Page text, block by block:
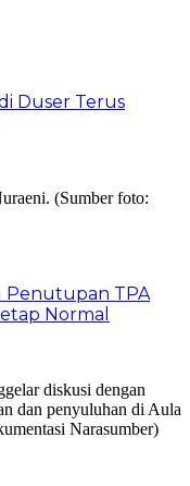
Duser Terus
Penutupan TPA
Normal